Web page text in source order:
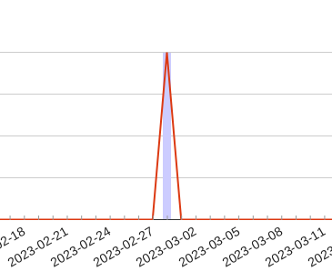
18
2023-02-212023-02-242023-02-272023-03-022023-03-052023-03-082023-03-11